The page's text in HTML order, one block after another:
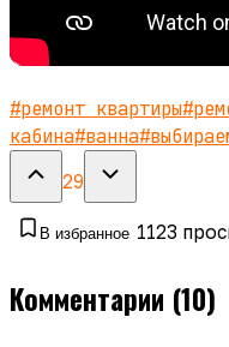
#ремонт квартиры#
кабина#ванна#
29
В избранное 1123
Комментарии (10)